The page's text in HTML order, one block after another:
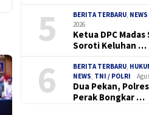
5 BERITA TERBARU NEWS
2026
Ketua DPC
Soroti Keluhan …
6 BERITA TERBARU
NEWS TNI / POLRI
Dua Pekan,
Perak Bongkar …